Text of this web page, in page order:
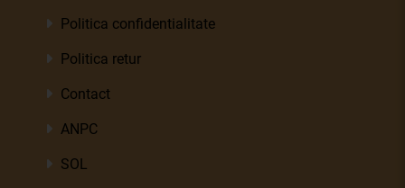
Politica confidentialitate
Politica retur
Contact
ANPC
SOL